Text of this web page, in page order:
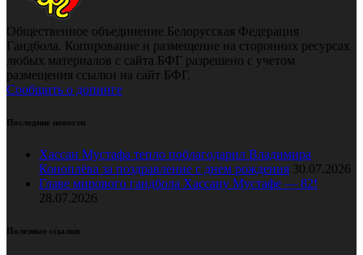
Общественное объединение Белорусская Федерация
Гандбола. Копирование и размещение на сторонних ресурсах
любых материалов с сайта БФГ разрешено с учетом
размещения ссылки на сайт БФГ.
Сообщить о допинге
Последние новости
Хассан Мустафа тепло поблагодарил Владимира
Коноплёва за поздравление с днем рождения 30.07.2026
Главе мирового гандбола Хассану Мустафе — 82!
28.07.2026
Полезные ссылки